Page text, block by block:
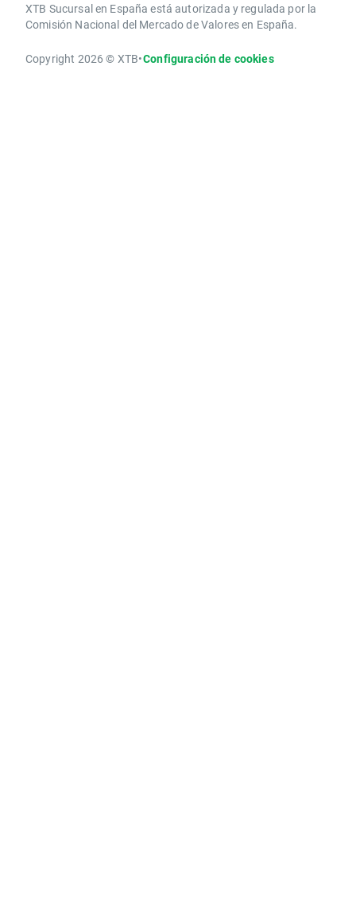
XTB Sucursal en España está autorizada y regulada por la
Comisión Nacional del Mercado de Valores en España.
Copyright 2026 © XTB•Configuración de cookies